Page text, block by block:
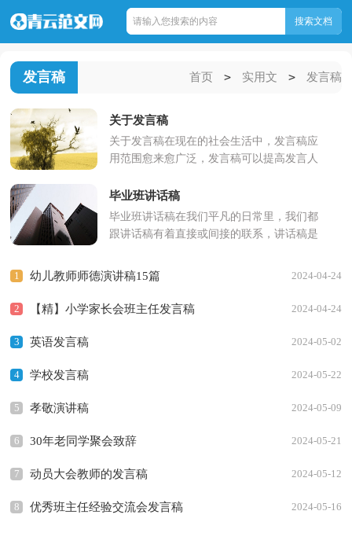
发言稿 首页 > 实用文 > 发言稿
关于发言稿
关于发言稿在现在的社会生活中，发言稿应
用范围愈来愈广泛，发言稿可以提高发言人
知道发言稿怎样才能写的...
毕业班讲话稿
毕业班讲话稿在我们平凡的日常里，我们都
跟讲话稿有着直接或间接的联系，讲话稿是
讲话稿一筹莫展吗？下面...
1 幼儿教师师德演讲稿15篇 2024-04-24
2 【精】小学家长会班主任发言稿 2024-04-24
3 英语发言稿 2024-05-02
4 学校发言稿 2024-05-22
5 孝敬演讲稿 2024-05-09
6 30年老同学聚会致辞 2024-05-21
7 动员大会教师的发言稿 2024-05-12
8 优秀班主任经验交流会发言稿 2024-05-16